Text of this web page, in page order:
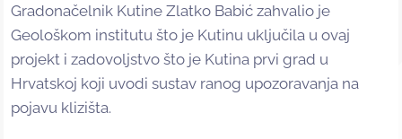
Gradonačelnik Kutine Zlatko Babić zahvalio je
Geološkom institutu što je Kutinu uključila u ovaj
projekt i zadovoljstvo što je Kutina prvi grad u
Hrvatskoj koji uvodi sustav ranog upozoravanja na
pojavu klizišta.